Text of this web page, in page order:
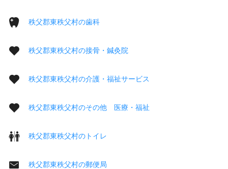
秩父郡東秩父村の歯科
秩父郡東秩父村の接骨・鍼灸院
秩父郡東秩父村の介護・福祉サービス
秩父郡東秩父村のその他 医療・福祉
秩父郡東秩父村のトイレ
秩父郡東秩父村の郵便局